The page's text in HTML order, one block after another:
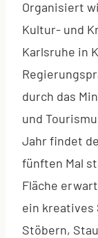
Organisiert
Kultur- und
Karlsruhe in
durch das
und
Jahr findet
fünften Mal
Fläche
ein kreatives
Stöbern,